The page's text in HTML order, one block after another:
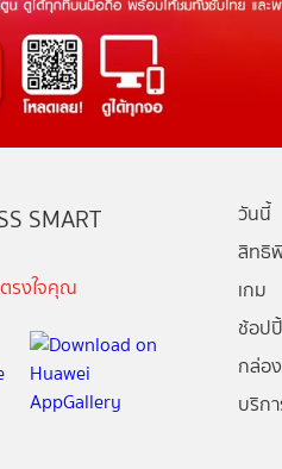
SMART
รงใจคุณ
วันนี้
สิทธิ
เกม
ช้อป
กล่อ
บริก